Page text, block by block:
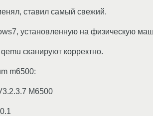
ставил самый свежий.
установленную на физическую
сканируют корректно.
m6500:
M6500